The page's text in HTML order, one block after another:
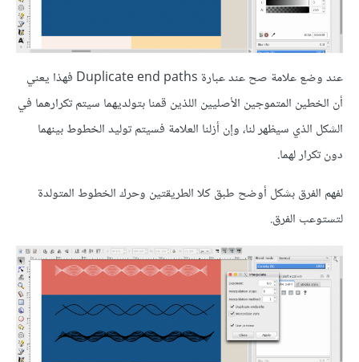
عند وضع علامة صح عند عبارة Duplicate end paths فهذا يعني
أن الخطين المتموجين الأصليين اللذين قمنا بتولديهما سيتم تكرارهما في
الشكل الذي سيظهر لنا، وإن أزلنا العلامة فسيتم توليد الخطوط بينهما
دون تكرار لهما.
لفهم الفرق بشكل أوضح طبق كلا الطريقتين وحرك الخطوط المتولدة
لتستوعب الفرق.